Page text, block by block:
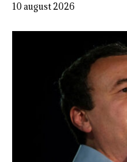
10 august 2026